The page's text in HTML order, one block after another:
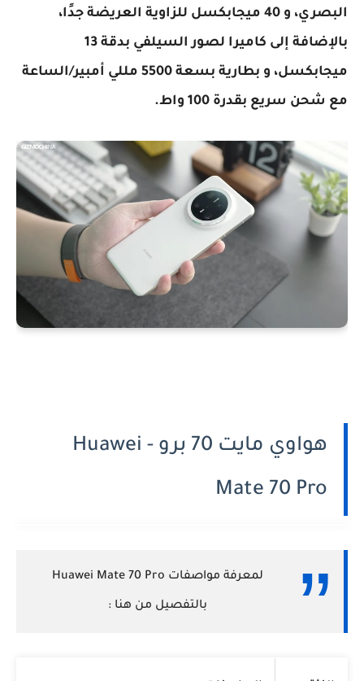
البصري، و 40 ميجابكسل للزاوية العريضة جدًا،
بالإضافة إلى كاميرا لصور السيلفي بدقة 13
ميجابكسل، و بطارية بسعة 5500 مللي أمبير/الساعة
مع شحن سريع بقدرة 100 واط.
هواوي مايت 70 برو - Huawei
Mate 70 Pro
لمعرفة مواصفات Huawei Mate 70 Pro
بالتفصيل من هنا :